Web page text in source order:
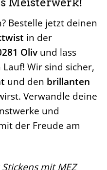
Bestelle jetzt deinen
in der
Oliv und lass
Wir sind sicher,
und den brillanten
Verwandle deine
und
der Freude am
mit MEZ